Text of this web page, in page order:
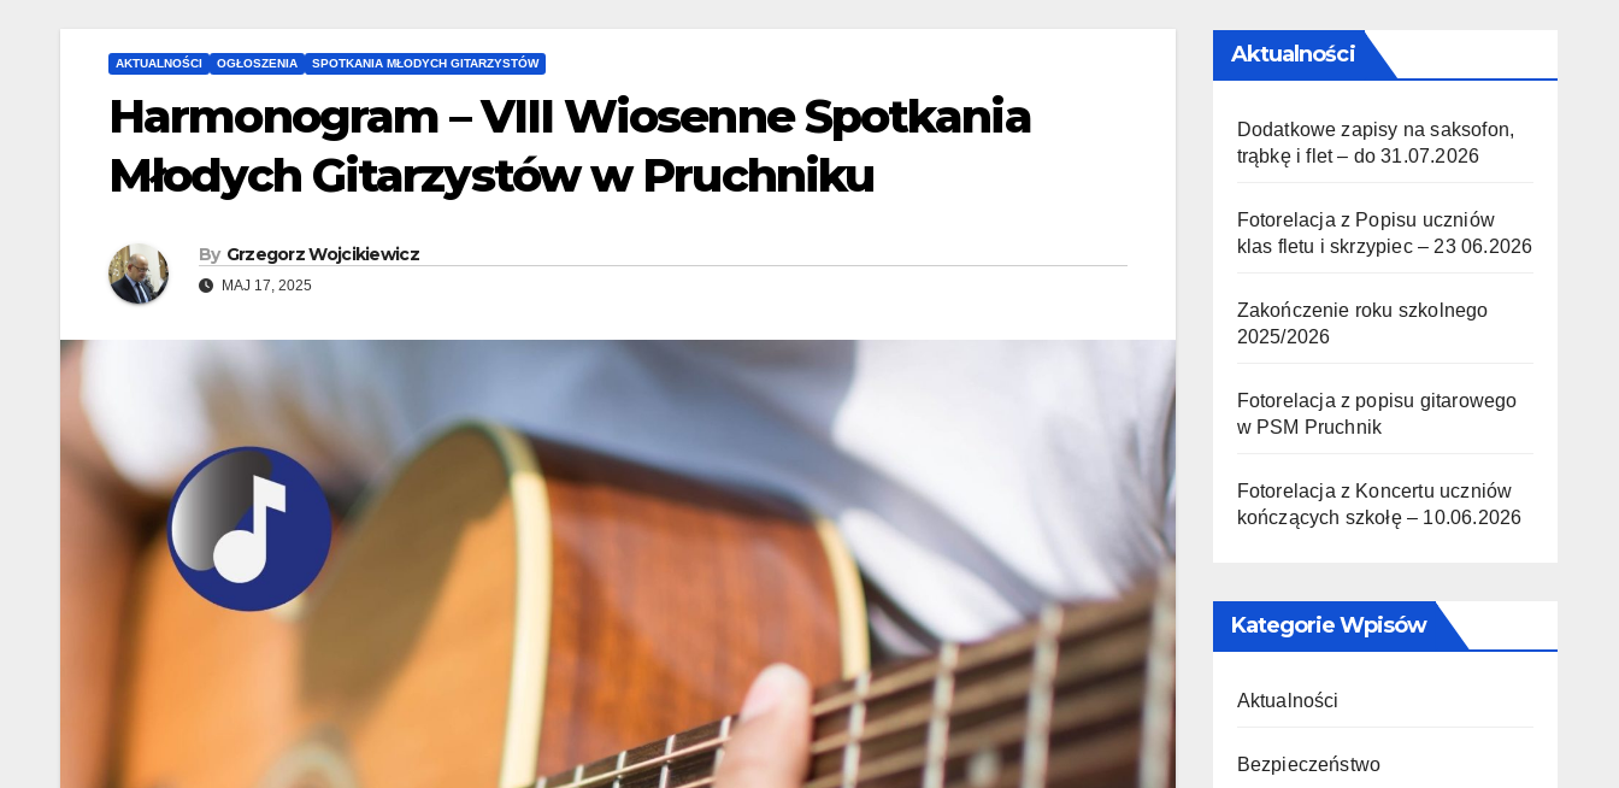
AKTUALNOŚCI OGŁOSZENIA SPOTKANIA MŁODYCH GITARZYSTÓW
Harmonogram – VIII Wiosenne Spotkania
Młodych Gitarzystów w Pruchniku
By Grzegorz Wojcikiewicz
MAJ 17, 2025
Aktualności
Dodatkowe zapisy na saksofon,
trąbkę i flet – do 31.07.2026
Fotorelacja z Popisu uczniów
klas fletu i skrzypiec – 23 06.2026
Zakończenie roku szkolnego
2025/2026
Fotorelacja z popisu gitarowego
w PSM Pruchnik
Fotorelacja z Koncertu uczniów
kończących szkołę – 10.06.2026
Kategorie Wpisów
Aktualności
Bezpieczeństwo